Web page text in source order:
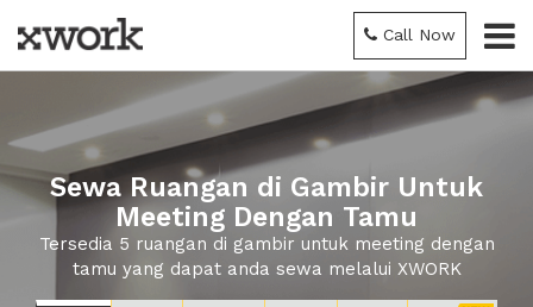
Call Now
Sewa Ruangan di Gambir Untuk
Meeting Dengan Tamu
Tersedia 5 ruangan di gambir untuk meeting dengan
tamu yang dapat anda sewa melalui XWORK